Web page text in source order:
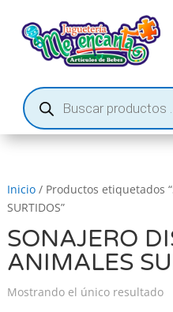
Búsqueda
de
productos
Inicio/ Productos etiquetados
SURTIDOS”
SONAJERO
ANIMALES
Mostrando el único resultado